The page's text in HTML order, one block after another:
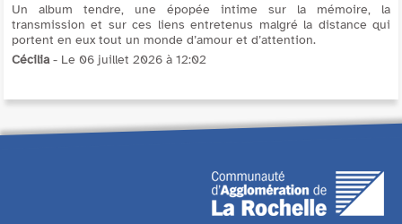
Un album tendre, une épopée intime sur la mémoire, la
transmission et sur ces liens entretenus malgré la distance qui
portent en eux tout un monde d’amour et d’attention.
Cécilia- Le 06 juillet 2026 à 12:02